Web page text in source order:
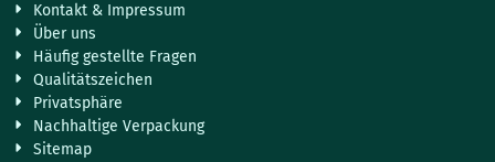
Kontakt & Impressum
Über uns
Häufig gestellte Fragen
Qualitätszeichen
Privatsphäre
Nachhaltige Verpackung
Sitemap